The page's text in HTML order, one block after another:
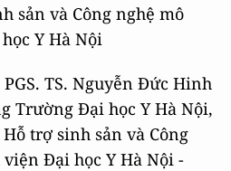
sản và Công nghệ mô
Y Hà Nội
TS. Nguyễn Đức Hinh
Trường Đại học Y Hà Nội,
trợ sinh sản và Công
Đại học Y Hà Nội -